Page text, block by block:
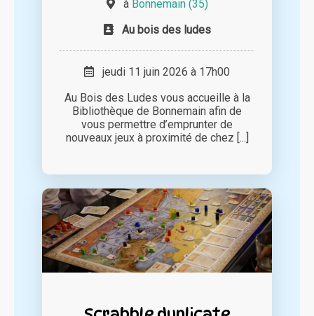
à Bonnemain (35)
Au bois des ludes
jeudi 11 juin 2026 à 17h00
Au Bois des Ludes vous accueille à la
Bibliothèque de Bonnemain afin de
vous permettre d’emprunter de
nouveaux jeux à proximité de chez [...]